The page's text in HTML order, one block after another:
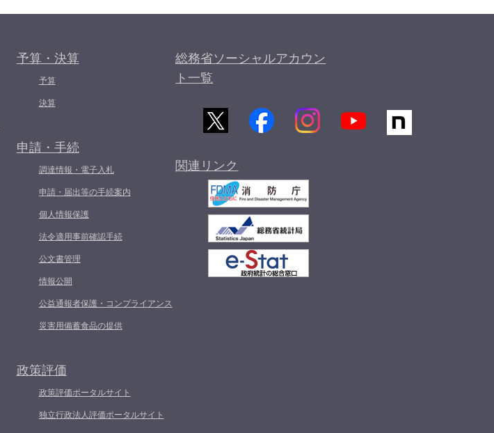
予算・決算
予算
決算
申請・手続
調達情報・電子入札
申請・届出等の手続案内
個人情報保護
法令適用事前確認手続
公文書管理
情報公開
公益通報者保護・コンプライアンス
災害用備蓄食品の提供
政策評価
政策評価ポータルサイト
独立行政法人評価ポータルサイト
総務省ソーシャルアカウン
ト一覧
関連リンク